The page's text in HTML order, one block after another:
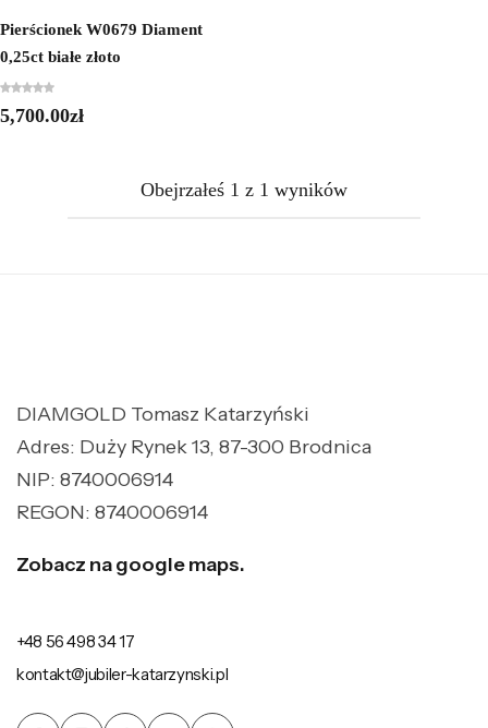
Pierścionek W0679 Diament
0,25ct białe złoto
5,700.00zł
Obejrzałeś 1 z 1 wyników
DIAMGOLD Tomasz Katarzyński
Adres: Duży Rynek 13, 87-300 Brodnica
NIP: 8740006914
REGON: 8740006914
Zobacz na google maps.
+48 56 498 34 17
kontakt@jubiler-katarzynski.pl